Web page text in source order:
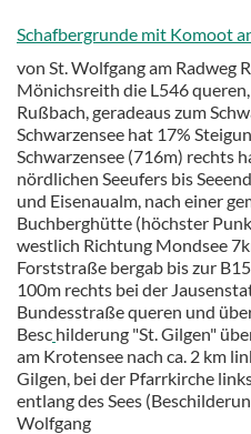
Schafbergrunde mit Komoot
von St. Wolfgang am Radweg
Mönichsreith die L546
Rußbach, geradeaus zum
Schwarzensee hat 17%
Schwarzensee (716m) rechts
nördlichen Seeufers bis
und Eisenaualm, nach einer
Buchberghütte (höchster
westlich Richtung Mondsee
Forststraße bergab bis zur
100m rechts bei der
Bundesstraße queren und
Besc hilderung "St. Gilgen"
am Krotensee nach ca. 2 km
Gilgen, bei der Pfarrkirche
entlang des Sees
Wolfgang